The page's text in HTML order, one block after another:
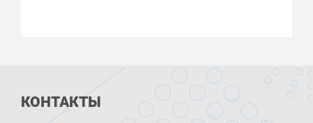
КОНТАКТЫ